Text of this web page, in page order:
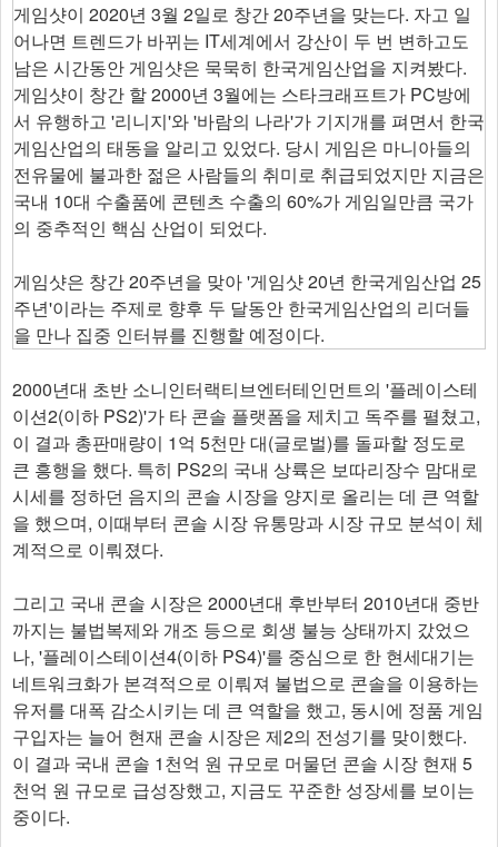
게임샷이 2020년 3월 2일로 창간 20주년을 맞는다. 자고 일
어나면 트렌드가 바뀌는 IT세계에서 강산이 두 번 변하고도
남은 시간동안 게임샷은 묵묵히 한국게임산업을 지켜봤다.
게임샷이 창간 할 2000년 3월에는 스타크래프트가 PC방에
서 유행하고 '리니지'와 '바람의 나라'가 기지개를 펴면서 한국
게임산업의 태동을 알리고 있었다. 당시 게임은 마니아들의
전유물에 불과한 젊은 사람들의 취미로 취급되었지만 지금은
국내 10대 수출품에 콘텐츠 수출의 60%가 게임일만큼 국가
의 중추적인 핵심 산업이 되었다.
게임샷은 창간 20주년을 맞아 '게임샷 20년 한국게임산업 25
주년'이라는 주제로 향후 두 달동안 한국게임산업의 리더들
을 만나 집중 인터뷰를 진행할 예정이다.
2000년대 초반 소니인터랙티브엔터테인먼트의 '플레이스테
이션2(이하 PS2)'가 타 콘솔 플랫폼을 제치고 독주를 펼쳤고,
이 결과 총판매량이 1억 5천만 대(글로벌)를 돌파할 정도로
큰 흥행을 했다. 특히 PS2의 국내 상륙은 보따리장수 맘대로
시세를 정하던 음지의 콘솔 시장을 양지로 올리는 데 큰 역할
을 했으며, 이때부터 콘솔 시장 유통망과 시장 규모 분석이 체
계적으로 이뤄졌다.
그리고 국내 콘솔 시장은 2000년대 후반부터 2010년대 중반
까지는 불법복제와 개조 등으로 회생 불능 상태까지 갔었으
나, '플레이스테이션4(이하 PS4)'를 중심으로 한 현세대기는
네트워크화가 본격적으로 이뤄져 불법으로 콘솔을 이용하는
유저를 대폭 감소시키는 데 큰 역할을 했고, 동시에 정품 게임
구입자는 늘어 현재 콘솔 시장은 제2의 전성기를 맞이했다.
이 결과 국내 콘솔 1천억 원 규모로 머물던 콘솔 시장 현재 5
천억 원 규모로 급성장했고, 지금도 꾸준한 성장세를 보이는
중이다.